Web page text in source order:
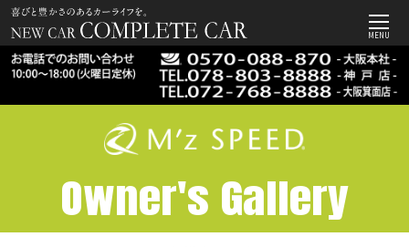
MENU
Owner's Gallery